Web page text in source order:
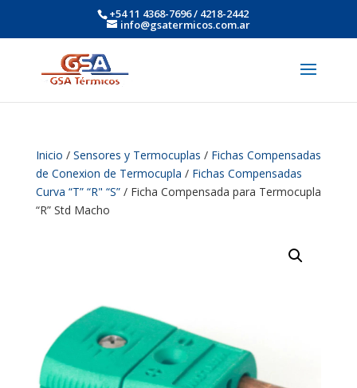
+54 11 4368-7696 / 4218-2442
info@gsatermicos.com.ar
Inicio / Sensores y Termocuplas / Fichas Compensadas
de Conexion de Termocupla / Fichas Compensadas
Curva “T” “R" “S”/ Ficha Compensada para Termocupla
“R” Std Macho